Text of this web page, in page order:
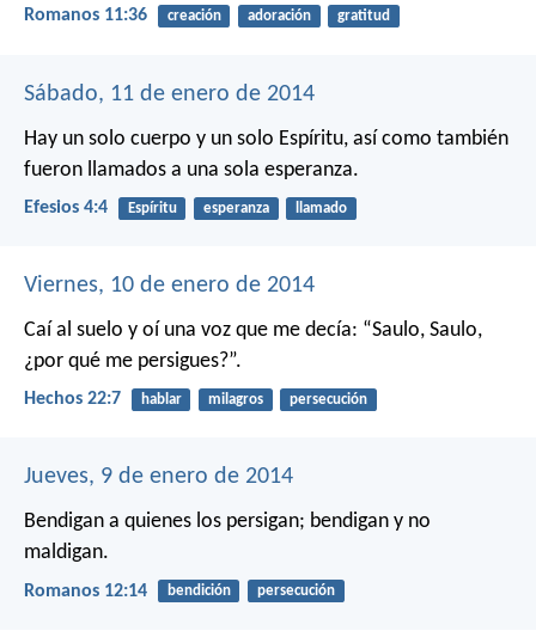
Romanos 11:36 creación adoración gratitud
Sábado, 11 de enero de 2014
Hay un solo cuerpo y un solo Espíritu, así como también
fueron llamados a una sola esperanza.
Efesios 4:4 Espíritu esperanza llamado
Viernes, 10 de enero de 2014
Caí al suelo y oí una voz que me decía: “Saulo, Saulo,
¿por qué me persigues?”.
Hechos 22:7 hablar milagros persecución
Jueves, 9 de enero de 2014
Bendigan a quienes los persigan; bendigan y no
maldigan.
Romanos 12:14 bendición persecución